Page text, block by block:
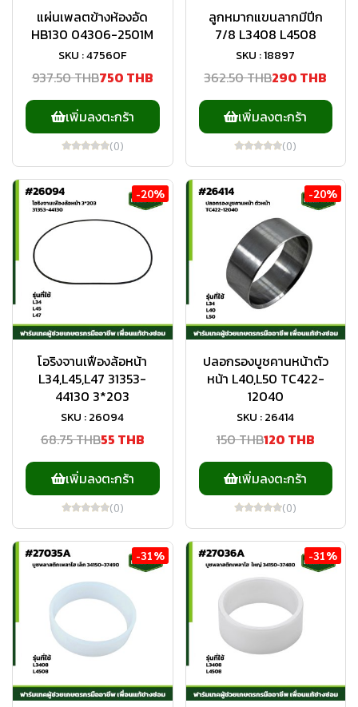
แผ่นเพลตข้างห้องอัด
HB130 04306-2501M
SKU : 47560F
937.50 THB750 THB
เพิ่มลงตะกร้า
(0)
ลูกหมากแขนลากมีปีก
7/8 L3408 L4508
SKU : 18897
362.50 THB290 THB
เพิ่มลงตะกร้า
(0)
-20%
โอริงจานเฟืองล้อหน้า
L34,L45,L47 31353-
44130 3*203
SKU : 26094
68.75 THB55 THB
เพิ่มลงตะกร้า
(0)
-20%
ปลอกรองบูชคานหน้าตัว
หน้า L40,L50 TC422-
12040
SKU : 26414
150 THB120 THB
เพิ่มลงตะกร้า
(0)
-31% -31%